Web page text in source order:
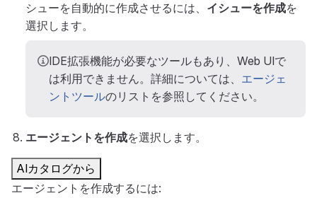
シューを自動的に作成させるには、 イシューを作成を
選択します。
IDE拡張機能が必要なツールもあり、Web UIで
は利用できません。詳細については、 エージェ
ントツールのリストを参照してください。
エージェントを作成を選択します。
AIカタログから
エージェントを作成するには: